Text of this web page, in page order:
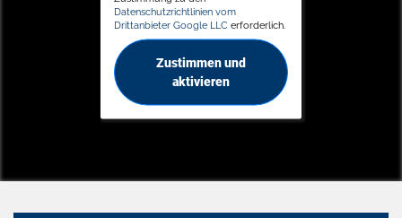
Datenschutzrichtlinien vom
Drittanbieter Google LLC erforderlich.
Zustimmen und
aktivieren